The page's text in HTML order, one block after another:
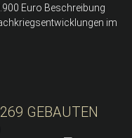
Euro Beschreibung
im
GEBAUTEN